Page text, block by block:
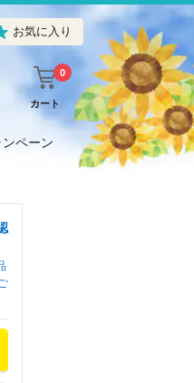
お気に入り
カート
0
ンペーン